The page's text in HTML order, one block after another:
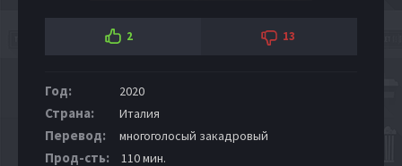
2 13
Год: 2020
Страна: Италия
Перевод: многоголосый закадровый
Прод-сть: 110 мин.